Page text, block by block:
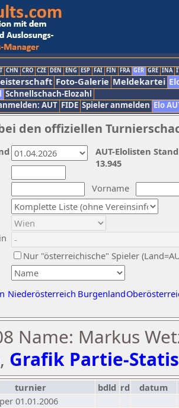
CHN CRO CZE DEN ENG ESP FAI FIN FRA GER GRE INA
Foto-Galerie Meldekartei
Schnellschach-Elozahl
AUT FIDE Spieler anmelden Elo
den offiziellen
Vorname
Nur "österreichische" Spieler
Niederösterreich Burgenland
AUT-Elolisten
13.945
Name: Markus
, Grafik Partie-
turnier bdld rd
datum
01.01.2006